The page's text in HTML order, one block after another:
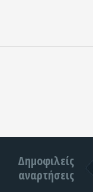
Δημοφιλείς
αναρτήσεις